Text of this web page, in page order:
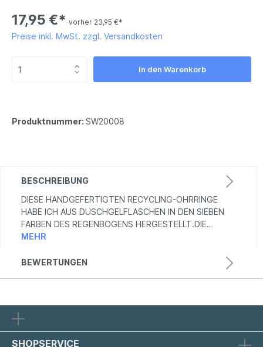
17,95 €* vorher 23,95 €*
Preise inkl. MwSt. zzgl. Versandkosten
In den Warenkorb
Produktnummer: SW20008
BESCHREIBUNG
DIESE HANDGEFERTIGTEN RECYCLING-OHRRINGE
HABE ICH AUS DUSCHGELFLASCHEN IN DEN SIEBEN
FARBEN DES REGENBOGENS HERGESTELLT.DIE…
MEHR
BEWERTUNGEN
SHOPSERVICE